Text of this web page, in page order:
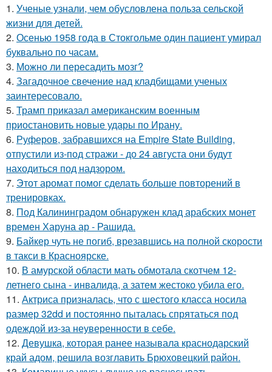
1. Ученые узнали, чем обусловлена польза сельской
жизни для детей.
2. Осенью 1958 года в Стокгольме один пациент умирал
буквально по часам.
3. Можно ли пересадить мозг?
4. Загадочное свечение над кладбищами ученых
заинтересовало.
5. Трамп приказал американским военным
приостановить новые удары по Ирану.
6. Руферов, забравшихся на Empire State Building,
отпустили из-под стражи - до 24 августа они будут
находиться под надзором.
7. Этот аромат помог сделать больше повторений в
тренировках.
8. Под Калининградом обнаружен клад арабских монет
времен Харуна ар - Рашида.
9. Байкер чуть не погиб, врезавшись на полной скорости
в такси в Красноярске.
10. В амурской области мать обмотала скотчем 12-
летнего сына - инвалида, а затем жестоко убила его.
11. Актриса призналась, что с шестого класса носила
размер 32dd и постоянно пыталась спрятаться под
одеждой из-за неуверенности в себе.
12. Девушка, которая ранее называла краснодарский
край адом, решила возглавить Брюховецкий район.